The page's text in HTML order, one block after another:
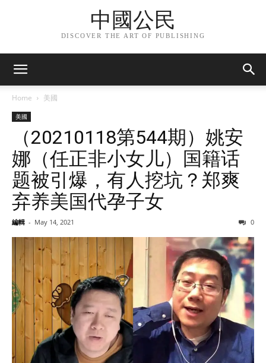
中國公民
DISCOVER THE ART OF PUBLISHING
Home 美國
美國
（20210118第544期）姚安
娜（任正非小女儿）国籍话
题被引爆，有人挖坑？郑爽
弃养美国代孕子女
編輯 - May 14, 2021 0